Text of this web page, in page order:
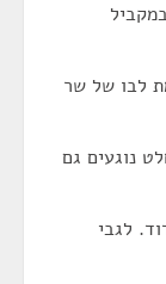
לבו של שר
נוגעים גם
לגבי